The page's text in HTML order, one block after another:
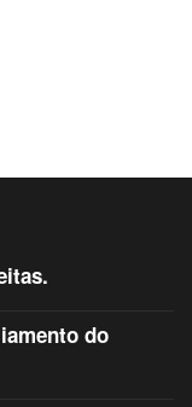
do